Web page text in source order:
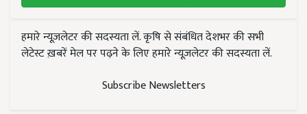
हमारे न्यूज़लेटर की सदस्यता लें. कृषि से संबंधित देशभर की सभी
लेटेस्ट ख़बरें मेल पर पढ़ने के लिए हमारे न्यूज़लेटर की सदस्यता लें.
Subscribe Newsletters